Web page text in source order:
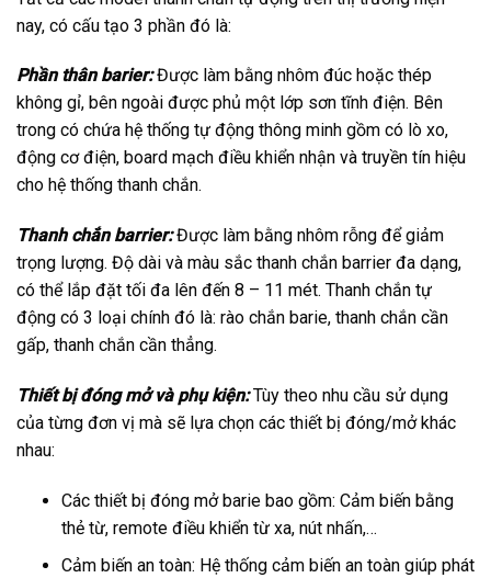
nay, có cấu tạo 3 phần đó là:
Phần thân barier:Được làm bằng nhôm đúc hoặc thép
không gỉ, bên ngoài được phủ một lớp sơn tĩnh điện. Bên
trong có chứa hệ thống tự động thông minh gồm có lò xo,
động cơ điện, board mạch điều khiển nhận và truyền tín hiệu
cho hệ thống thanh chắn.
Thanh chắn barrier:Được làm bằng nhôm rỗng để giảm
trọng lượng. Độ dài và màu sắc thanh chắn barrier đa dạng,
có thể lắp đặt tối đa lên đến 8 – 11 mét. Thanh chắn tự
động có 3 loại chính đó là: rào chắn barie, thanh chắn cần
gấp, thanh chắn cần thẳng.
Thiết bị đóng mở và phụ kiện:Tùy theo nhu cầu sử dụng
của từng đơn vị mà sẽ lựa chọn các thiết bị đóng/mở khác
nhau:
Các thiết bị đóng mở barie bao gồm: Cảm biến bằng
thẻ từ, remote điều khiển từ xa, nút nhấn,…
Cảm biến an toàn: Hệ thống cảm biến an toàn giúp phát